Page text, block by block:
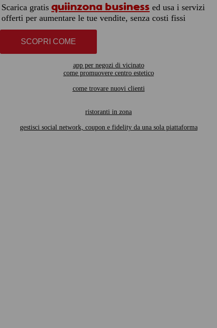
Scarica gratis quiinzona business ed usa i servizi
offerti per aumentare le tue vendite, senza costi fissi
SCOPRI COME
app per negozi di vicinato
come promuovere centro estetico
come trovare nuovi clienti
ristoranti in zona
gestisci social network, coupon e fidelity da una sola piattaforma